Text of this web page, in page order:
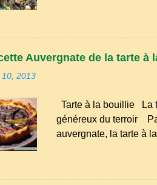
l'évaporation de l'eau
herbes : Il empêche la
adventices.
de la chaleur
pour enfin m'occuper
sont à l...
Auvergnate de la tarte à
10, 2013
Tarte à la bouillie La
généreux du terroir
auvergnate, la tarte à
grandes tablées
pleines de tendresse.